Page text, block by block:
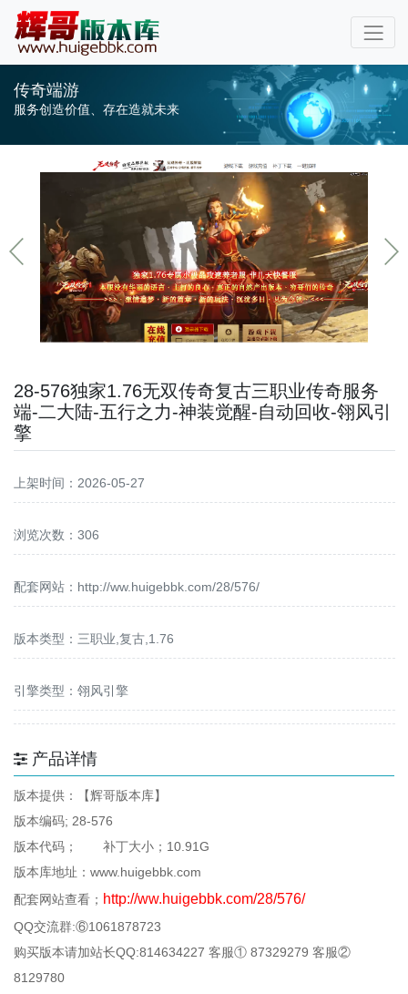
传奇端游
服务创造价值、存在造就未来
28-576独家1.76无双传奇复古三职业传奇服务
端-二大陆-五行之力-神装觉醒-自动回收-翎风引
擎
上架时间：2026-05-27
浏览次数：306
配套网站： http://ww.huigebbk.com/28/576/
版本类型：三职业,复古,1.76
引擎类型：翎风引擎
产品详情
版本提供：【辉哥版本库】
版本编码; 28-576
版本代码； 补丁大小；10.91G
版本库地址：www.huigebbk.com
配套网站查看； http://ww.huigebbk.com/28/576/
QQ交流群:⑥1061878723
购买版本请加站长QQ:814634227 客服① 87329279 客服②
8129780